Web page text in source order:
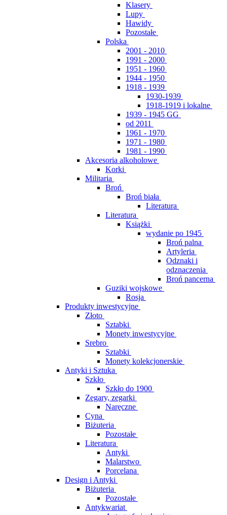
Klasery
Lupy
Hawidy
Pozostałe
Polska
2001 - 2010
1991 - 2000
1951 - 1960
1944 - 1950
1918 - 1939
1930-1939
1918-1919 i lokalne
1939 - 1945 GG
od 2011
1961 - 1970
1971 - 1980
1981 - 1990
Akcesoria alkoholowe
Korki
Militaria
Broń
Broń biała
Literatura
Literatura
Książki
wydanie po 1945
Broń palna
Artyleria
Odznaki i
odznaczenia
Broń pancerna
Guziki wojskowe
Rosja
Produkty inwestycyjne
Złoto
Sztabki
Monety inwestycyjne
Srebro
Sztabki
Monety kolekcjonerskie
Antyki i Sztuka
Szkło
Szkło do 1900
Zegary, zegarki
Naręczne
Cyna
Biżuteria
Pozostałe
Literatura
Antyki
Malarstwo
Porcelana
Design i Antyki
Biżuteria
Pozostałe
Antykwariat